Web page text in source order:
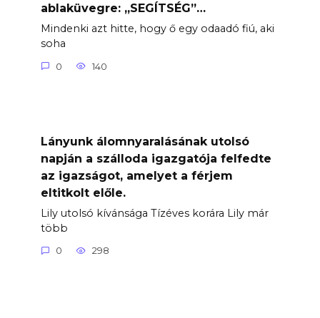
ablaküvegre: „SEGÍTSÉG”…
Mindenki azt hitte, hogy ő egy odaadó fiú, aki
soha
0 140
Lányunk álomnyaralásának utolsó
napján a szálloda igazgatója felfedte
az igazságot, amelyet a férjem
eltitkolt előle.
Lily utolsó kívánsága Tízéves korára Lily már
több
0 298